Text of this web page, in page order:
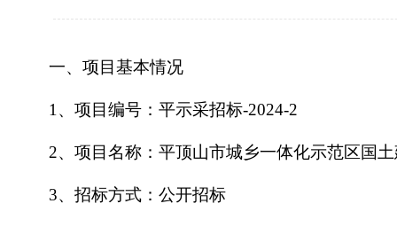
一、项目基本情况
1、项目编号：平示采招标-2024-2
2、项目名称：平顶山市城乡一体化示范区国
3、招标方式：公开招标